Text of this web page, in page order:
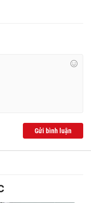
Gửi bình luận